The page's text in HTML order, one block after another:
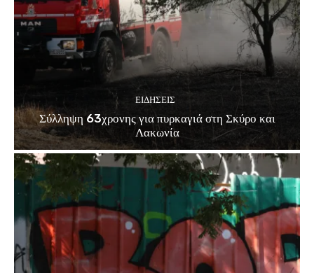
ΕΙΔΗΣΕΙΣ
Σύλληψη 63χρονης για πυρκαγιά στη Σκύρο και
Λακωνία